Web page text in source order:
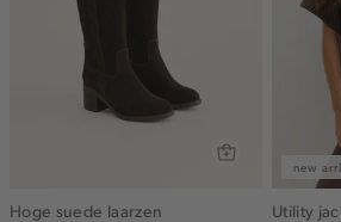
Hoge suede laarzen
new
Utility